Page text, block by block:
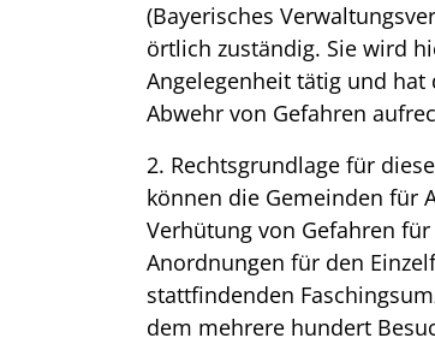
(Bayerisches
örtlich zuständig. Sie wird
Angelegenheit tätig und
Abwehr von Gefahren
2. Rechtsgrundlage für
können die Gemeinden für
Verhütung von Gefahren
Anordnungen für den
stattfindenden
dem mehrere hundert